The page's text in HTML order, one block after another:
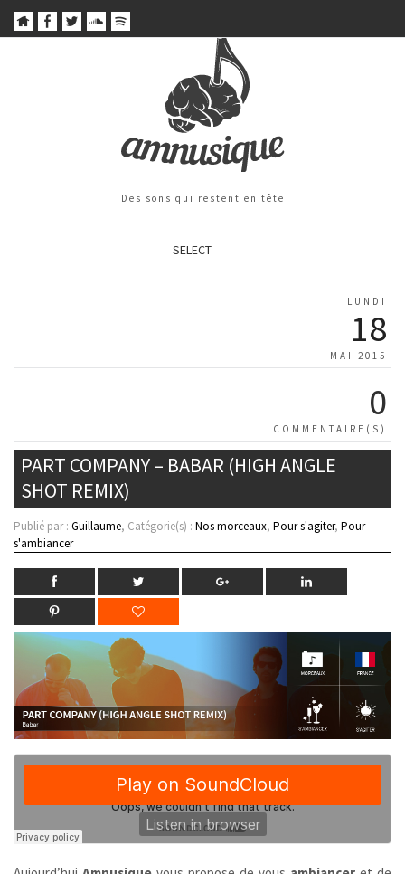
Des sons qui restent en tête
SELECT
LUNDI
18
MAI 2015
0
COMMENTAIRE(S)
PART COMPANY – BABAR (HIGH ANGLE
SHOT REMIX)
Publié par : Guillaume, Catégorie(s) : Nos morceaux, Pour s'agiter, Pour
s'ambiancer